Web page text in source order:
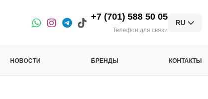
+7 (701) 588 50 05
Телефон для связи
RU
НОВОСТИ БРЕНДЫ КОНТАКТЫ